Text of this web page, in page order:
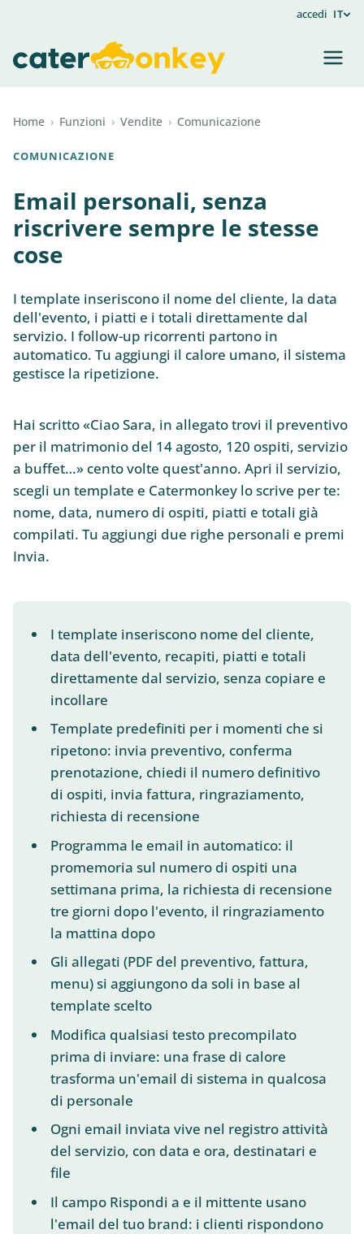
accedi IT
Home › Funzioni › Vendite › Comunicazione
COMUNICAZIONE
Email personali, senza
riscrivere sempre le stesse
cose
I template inseriscono il nome del cliente, la data
dell'evento, i piatti e i totali direttamente dal
servizio. I follow-up ricorrenti partono in
automatico. Tu aggiungi il calore umano, il sistema
gestisce la ripetizione.
Hai scritto «Ciao Sara, in allegato trovi il preventivo
per il matrimonio del 14 agosto, 120 ospiti, servizio
a buffet…» cento volte quest'anno. Apri il servizio,
scegli un template e Catermonkey lo scrive per te:
nome, data, numero di ospiti, piatti e totali già
compilati. Tu aggiungi due righe personali e premi
Invia.
I template inseriscono nome del cliente,
data dell'evento, recapiti, piatti e totali
direttamente dal servizio, senza copiare e
incollare
Template predefiniti per i momenti che si
ripetono: invia preventivo, conferma
prenotazione, chiedi il numero definitivo
di ospiti, invia fattura, ringraziamento,
richiesta di recensione
Programma le email in automatico: il
promemoria sul numero di ospiti una
settimana prima, la richiesta di recensione
tre giorni dopo l'evento, il ringraziamento
la mattina dopo
Gli allegati (PDF del preventivo, fattura,
menu) si aggiungono da soli in base al
template scelto
Modifica qualsiasi testo precompilato
prima di inviare: una frase di calore
trasforma un'email di sistema in qualcosa
di personale
Ogni email inviata vive nel registro attività
del servizio, con data e ora, destinatari e
file
Il campo Rispondi a e il mittente usano
l'email del tuo brand: i clienti rispondono